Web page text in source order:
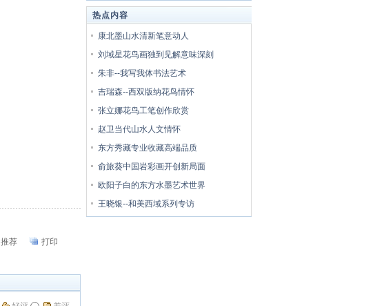
推荐 打印
热点内容
康北墨山水清新笔意动人
刘域星花鸟画独到见解意味深刻
朱非--我写我体书法艺术
吉瑞森--西双版纳花鸟情怀
张立娜花鸟工笔创作欣赏
赵卫当代山水人文情怀
东方秀藏专业收藏高端品质
俞旅葵中国岩彩画开创新局面
欧阳子白的东方水墨艺术世界
王晓银--和美西域系列专访